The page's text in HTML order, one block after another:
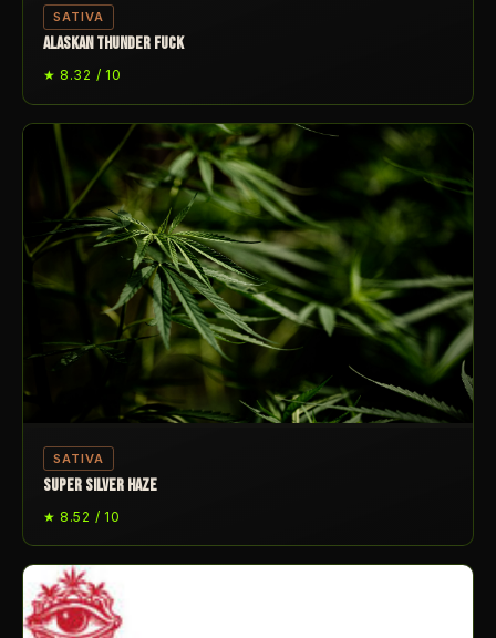
SATIVA
ALASKAN THUNDER FUCK
★ 8.32 / 10
SATIVA
SUPER SILVER HAZE
★ 8.52 / 10